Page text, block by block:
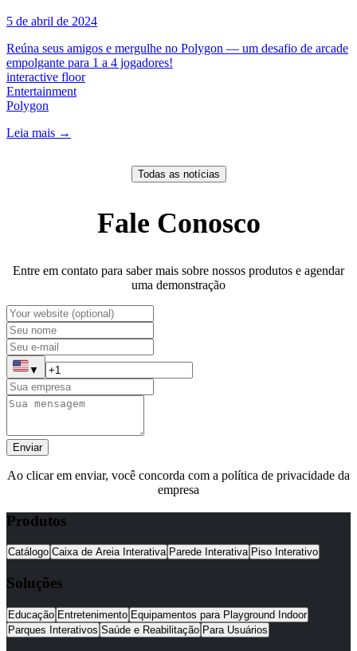
5 de abril de 2024
Reúna seus amigos e mergulhe no Polygon — um desafio de arcade
empolgante para 1 a 4 jogadores!
interactive floor
Entertainment
Polygon​
Leia mais →
Todas as notícias
Fale Conosco
Entre em contato para saber mais sobre nossos produtos e agendar
uma demonstração
▼
Enviar
Ao clicar em enviar, você concorda com a política de privacidade da
empresa
Produtos
Catálogo Caixa de Areia Interativa Parede Interativa Piso Interativo
Soluções
Educação Entretenimento Equipamentos para Playground Indoor
Parques Interativos Saúde e Reabilitação Para Usuários